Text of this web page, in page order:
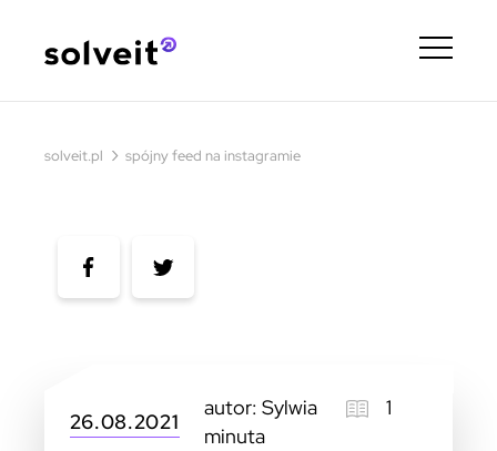
solveit.pl › spójny feed na instagramie
26.08.2021
autor: Sylwia
1
minuta